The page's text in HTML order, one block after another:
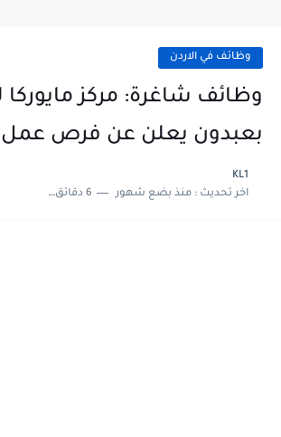
وظائف في الاردن
وظائف شاغرة: مركز مايوركا
بعبدون يعلن عن فرص عمل
KL1
اخر تحديث :منذ بضع شهور 6 دقائق للقراءة